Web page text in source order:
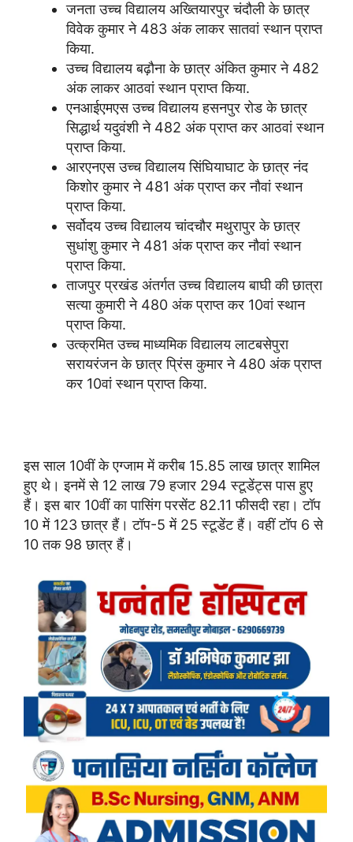
जनता उच्च विद्यालय अख्तियारपुर चंदौली के छात्र
विवेक कुमार ने 483 अंक लाकर सातवां स्थान प्राप्त
किया.
उच्च विद्यालय बढ़ौना के छात्र अंकित कुमार ने 482
अंक लाकर आठवां स्थान प्राप्त किया.
एनआईएमएस उच्च विद्यालय हसनपुर रोड के छात्र
सिद्धार्थ यदुवंशी ने 482 अंक प्राप्त कर आठवां स्थान
प्राप्त किया.
आरएनएस उच्च विद्यालय सिंघियाघाट के छात्र नंद
किशोर कुमार ने 481 अंक प्राप्त कर नौवां स्थान
प्राप्त किया.
सर्वोदय उच्च विद्यालय चांदचौर मथुरापुर के छात्र
सुधांशु कुमार ने 481 अंक प्राप्त कर नौवां स्थान
प्राप्त किया.
ताजपुर प्रखंड अंतर्गत उच्च विद्यालय बाघी की छात्रा
सत्या कुमारी ने 480 अंक प्राप्त कर 10वां स्थान
प्राप्त किया.
उत्क्रमित उच्च माध्यमिक विद्यालय लाटबसेपुरा
सरायरंजन के छात्र प्रिंस कुमार ने 480 अंक प्राप्त
कर 10वां स्थान प्राप्त किया.
इस साल 10वीं के एग्जाम में करीब 15.85 लाख छात्र शामिल
हुए थे। इनमें से 12 लाख 79 हजार 294 स्टूडेंट्स पास हुए
हैं। इस बार 10वीं का पासिंग परसेंट 82.11 फीसदी रहा। टॉप
10 में 123 छात्र हैं। टॉप-5 में 25 स्टूडेंट हैं। वहीं टॉप 6 से
10 तक 98 छात्र हैं।